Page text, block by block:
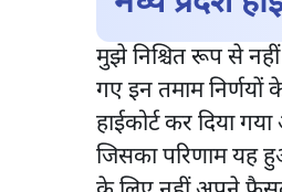
मुझे निश्चित रूप से
गए इन तमाम निर्णयों
हाईकोर्ट कर दिया
जिसका परिणाम यह